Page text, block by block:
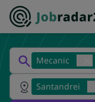
Mecanic
Santandrei